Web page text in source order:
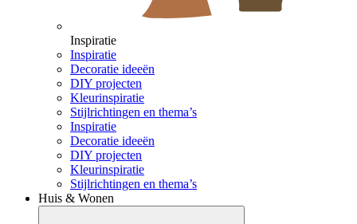
Inspiratie
Inspiratie
Decoratie ideeën
DIY projecten
Kleurinspiratie
Stijlrichtingen en thema’s
Inspiratie
Decoratie ideeën
DIY projecten
Kleurinspiratie
Stijlrichtingen en thema’s
Huis & Wonen